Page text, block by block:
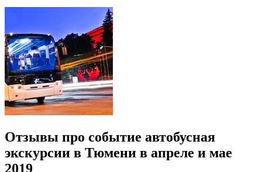
Отзывы про событие автобусная
экскурсии в Тюмени в апреле и мае
2019